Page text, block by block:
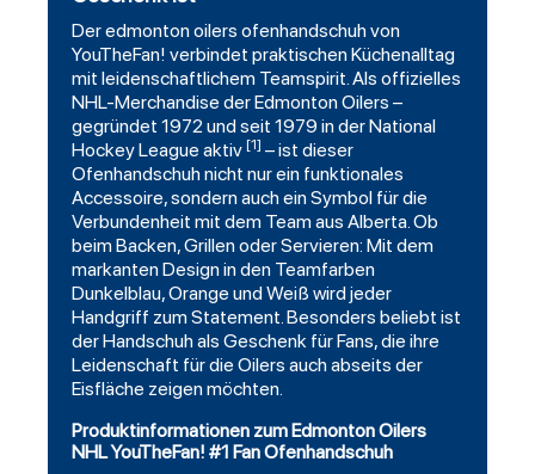
Deredmonton oilers ofenhandschuh von
YouTheFan! verbindet praktischen Küchenalltag
mit leidenschaftlichem Teamspirit. Als offizielles
NHL-Merchandise der Edmonton Oilers –
gegründet 1972 und seit 1979 in der National
Hockey League aktiv [1] – ist dieser
Ofenhandschuh nicht nur ein funktionales
Accessoire, sondern auch ein Symbol für die
Verbundenheit mit dem Team aus Alberta. Ob
beim Backen, Grillen oder Servieren: Mit dem
markanten Design in den Teamfarben
Dunkelblau, Orange und Weiß wird jeder
Handgriff zum Statement. Besonders beliebt ist
der Handschuh als Geschenk für Fans, die ihre
Leidenschaft für die Oilers auch abseits der
Eisfläche zeigen möchten.
Produktinformationen zum Edmonton Oilers
NHL YouTheFan! #1 Fan Ofenhandschuh